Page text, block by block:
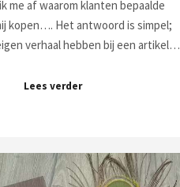
me af waarom klanten bepaalde
kopen…. Het antwoord is simpel;
verhaal hebben bij een artikel…
Lees verder